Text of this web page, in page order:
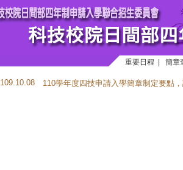
重要日程 簡章
109.10.08 110學年度四技申請入學簡章制定要點，